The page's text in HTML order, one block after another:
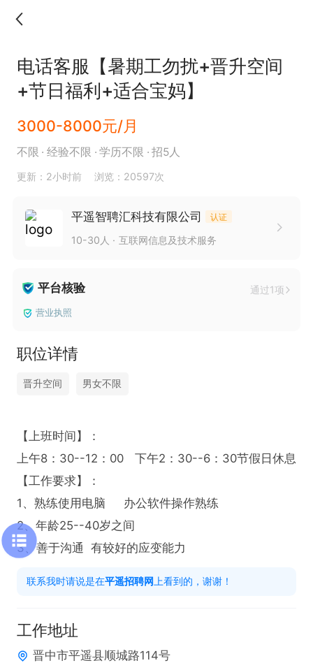
电话客服【暑期工勿扰+晋升空间
+节日福利+适合宝妈】
3000-8000元/月
不限 经验不限 学历不限 招5人
更新：2小时前 浏览：20597次
平遥智聘汇科技有限公司 认证
10-30人 互联网信息及技术服务
平台核验 通过1项
营业执照
职位详情
晋升空间 男女不限
【上班时间】：
上午8：30--12：00   下午2：30--6：30节假日休息
【工作要求】：
1、熟练使用电脑     办公软件操作熟练
2、年龄25--40岁之间
3、善于沟通  有较好的应变能力
联系我时请说是在平遥招聘网 上看到的，谢谢！
工作地址
晋中市平遥县顺城路114号